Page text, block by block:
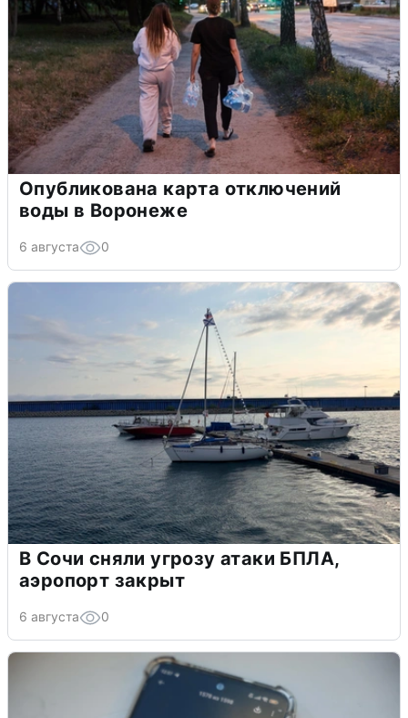
Опубликована карта отключений
воды в Воронеже
6 августа 0
В Сочи сняли угрозу атаки БПЛА,
аэропорт закрыт
6 августа 0